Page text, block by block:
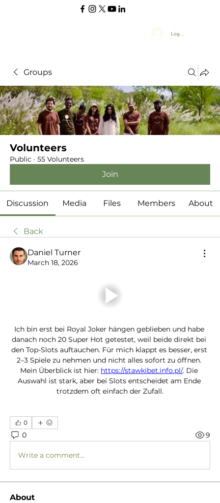
Log In
Groups
Volunteers
Public · 55 Volunteers
Join
Discussion Media Files Members About
Back
Daniel Turner
March 18, 2026
Ich bin erst bei Royal Joker hängen geblieben und habe
danach noch 20 Super Hot getestet, weil beide direkt bei
den Top-Slots auftauchen. Für mich klappt es besser, erst
2–3 Spiele zu nehmen und nicht alles sofort zu öffnen.
Mein Überblick ist hier: https://stawkibet.info.pl/. Die
Auswahl ist stark, aber bei Slots entscheidet am Ende
trotzdem oft einfach der Zufall.
0
0 9
Write a comment...
About